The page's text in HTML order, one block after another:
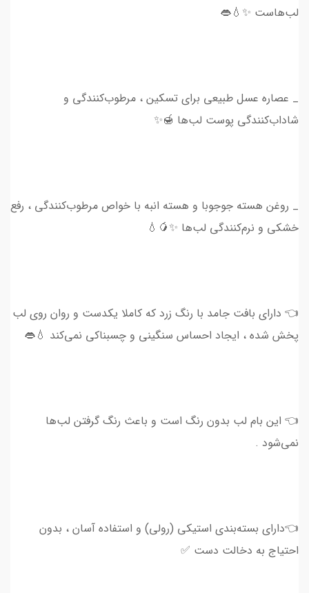
لب‌هاست ✨💧👄
_ عصاره عسل طبیعی برای تسکین ، مرطوب‌کنندگی و
شاداب‌کنندگی پوست لب‌ها 🍯✨
_ روغن هسته جوجوبا و هسته انبه با خواص مرطوب‌کنندگی ، رفع
خشکی و نرم‌کنندگی لب‌ها ✨🥭💧
👈 دارای بافت جامد با رنگ زرد که کاملا یکدست و روان روی لب
پخش شده ، ایجاد احساس سنگینی و چسبناکی نمی‌کند 💧👄
👈 این بام لب بدون رنگ است و باعث رنگ گرفتن لب‌ها
نمی‌شود .
👈دارای بسته‌بندی استیکی (رولی) و استفاده آسان ، بدون
احتیاج به دخالت دست ✅